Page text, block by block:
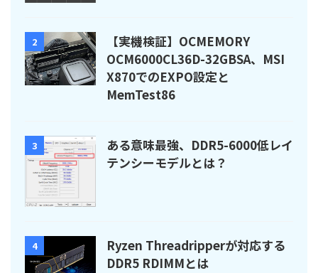
2
【実機検証】OCMEMORY
OCM6000CL36D-32GBSA、MSI
X870でのEXPO設定と
MemTest86
3
ある意味最強、DDR5-6000低レイ
テンシーモデルとは？
4
Ryzen Threadripperが対応する
DDR5 RDIMMとは